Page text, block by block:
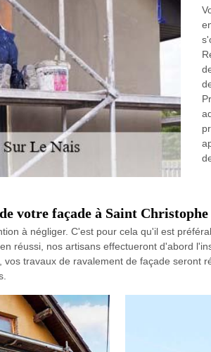
votre façade à Saint
à négliger. C'est pour cela qu'il est
réussi, nos artisans effectueront d'abord
travaux de ravalement de façade seront